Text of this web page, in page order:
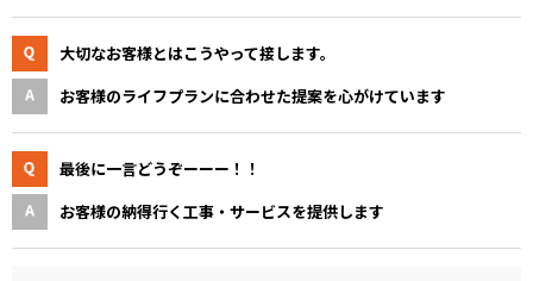
大切なお客様とはこうやって接します。
お客様のライフプランに合わせた提案を心がけています
最後に一言どうぞーーー！！
お客様の納得行く工事・サービスを提供します